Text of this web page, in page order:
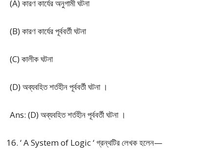
(A) কারণ কার্যের অনুগামী ঘটনা
(B) কারণ কার্যের পূর্ববর্তী ঘটনা
(C) কালীক ঘটনা
(D) অব্যবহিত শর্তহীন পূর্ববর্তী ঘটনা ।
Ans: (D) অব্যবহিত শর্তহীন পূর্ববর্তী ঘটনা ।
‘ A System of Logic ‘ গ্রন্থটির লেখক হলেন—